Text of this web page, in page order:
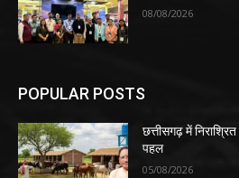
08/08/2026
POPULAR POSTS
छत्तीसगढ़ में
पहल
05/08/2026